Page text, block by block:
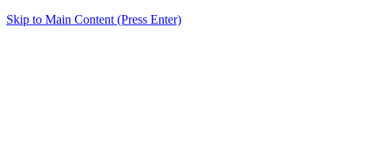
Skip to Main Content (Press Enter)